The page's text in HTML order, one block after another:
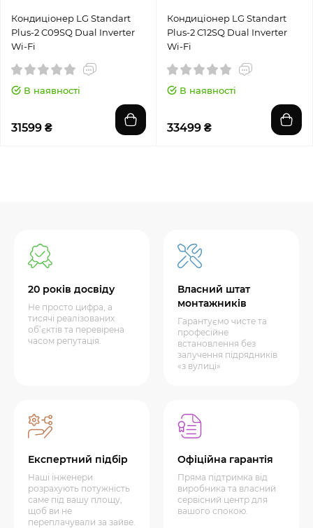
Кондиціонер LG Standart
Plus-2 C09SQ Dual Inverter
Wi-Fi
В наявності
31599 ₴
Кондиціонер LG Standart
Plus-2 C12SQ Dual Inverter
Wi-Fi
В наявності
33499 ₴
20 років досвіду
Не просто цифра, а
тисячі реалізованих
об’єктів та перевірена
часом репутація.
Власний штат
монтажників
Гарантуємо чисте та
професійне
встановлення без
залучення підрядників
«з вулиці»
Експертний підбір
Наші інженери
розрахують потужність
саме під вашу площу,
щоб ви не
переплачували за зайве.
Офіційна гарантія
Пряма підтримка від
виробника та власний
сервісний центр для
вашого спокою.